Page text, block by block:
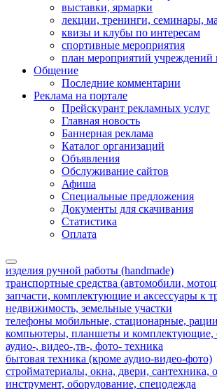
выставки, ярмарки
лекции, тренинги, семинары,
квизы и клубы по интересам
спортивные мероприятия
план мероприятий учреждений
Общение
Последние комментарии
Реклама на портале
Прейскурант рекламных услуг
Главная новость
Баннерная реклама
Каталог организаций
Объявления
Обслуживание сайтов
Афиша
Специальные предложения
Документы для скачивания
Статистика
Оплата
изделия ручной работы (handmade)
транспортные средства (автомобили,
запчасти, комплектующие и аксессуары к
недвижимость, земельные участки
телефоны мобильные, стационарные,
компьютеры, планшеты и комплектующие,
аудио-, видео-,тв-, фото- техника
бытовая техника (кроме аудио-видео-фото)
стройматериалы, окна, двери, сантехника,
инструмент, оборудование, спецодежда